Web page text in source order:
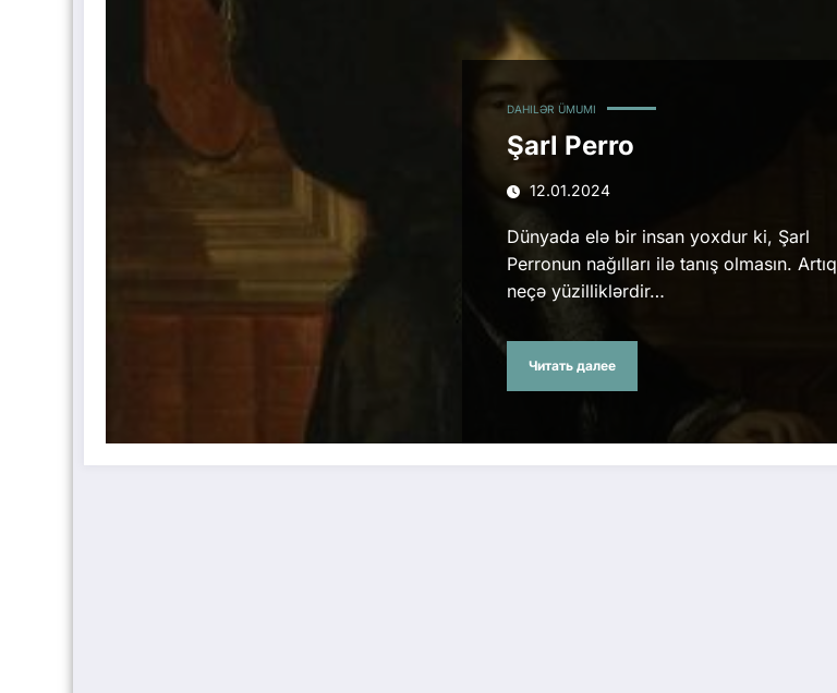
DAHILƏR ÜMUMI
Şarl Perro
12.01.2024
Dünyada elə bir insan yoxdur ki, Şarl
Perronun nağılları ilə tanış olmasın. Artıq
neçə yüzilliklərdir…
Читать далее